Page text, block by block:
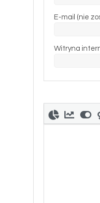
E-mail (nie
Witryna